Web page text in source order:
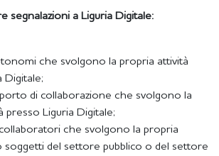
segnalazioni a Liguria Digitale:
che svolgono la propria attività
Digitale;
di collaborazione che svolgono la
presso Liguria Digitale;
che svolgono la propria
soggetti del settore pubblico o del settore